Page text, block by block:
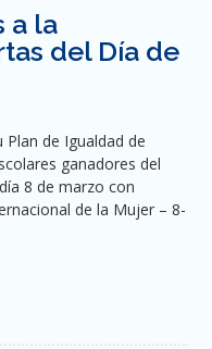
a la
del Día de
Plan de Igualdad de
ganadores del
8 de marzo con
de la Mujer – 8-